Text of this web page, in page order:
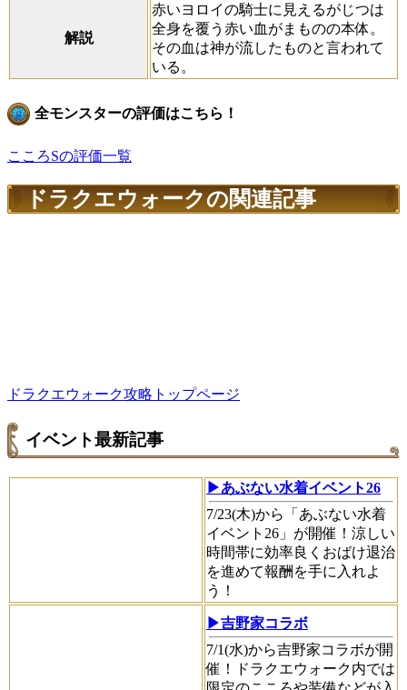
解説
赤いヨロイの騎士に見えるがじつは
全身を覆う赤い血がまものの本体。
その血は神が流したものと言われて
いる。
全モンスターの評価はこちら！
こころSの評価一覧
ドラクエウォークの関連記事
ドラクエウォーク攻略トップページ
イベント最新記事
▶あぶない水着イベント26
7/23(木)から「あぶない水着
イベント26」が開催！涼しい
時間帯に効率良くおばけ退治
を進めて報酬を手に入れよ
う！
▶吉野家コラボ
7/1(水)から吉野家コラボが開
催！ドラクエウォーク内では